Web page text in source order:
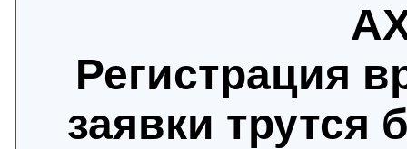
Регистрация
заявки трутся